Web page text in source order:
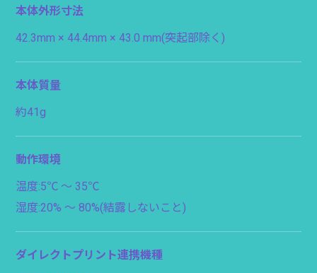
本体外形寸法
42.3mm × 44.4mm × 43.0 mm(突起部除く)
本体質量
約41g
動作環境
温度:5℃ 〜 35℃
湿度:20% 〜 80%(結露しないこと)
ダイレクトプリント連携機種